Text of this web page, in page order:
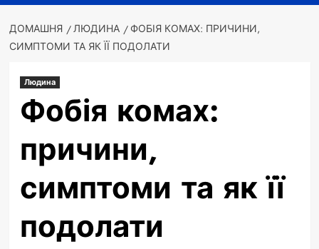
ДОМАШНЯ ЛЮДИНА
ФОБІЯ КОМАХ: ПРИЧИНИ,
СИМПТОМИ ТА ЯК ЇЇ ПОДОЛАТИ
Людина
Фобія комах:
причини,
симптоми та як її
подолати